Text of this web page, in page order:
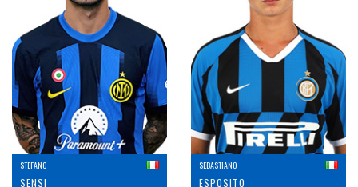
STEFANO
SENSI
SEBASTIANO
ESPOSITO